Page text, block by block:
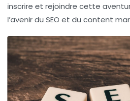
inscrire et rejoindre cette
l’avenir du SEO et du content